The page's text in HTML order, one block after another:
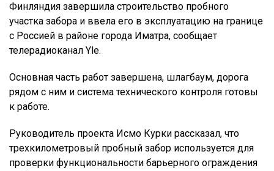
Финляндия завершила строительство пробного
участка забора и ввела его в эксплуатацию на границе
с Россией в районе города Иматра, сообщает
телерадиоканал Yle.
Основная часть работ завершена, шлагбаум, дорога
рядом с ним и система технического контроля готовы
к работе.
Руководитель проекта Исмо Курки рассказал, что
трехкилометровый пробный забор используется для
проверки функциональности барьерного ограждения